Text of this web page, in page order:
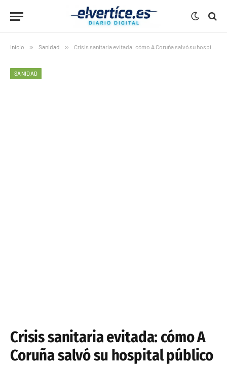
Inicio » Sanidad » Crisis sanitaria evitada: cómo A Coruña salvó su hospital público
SANIDAD
Crisis sanitaria evitada: cómo A
Coruña salvó su hospital público